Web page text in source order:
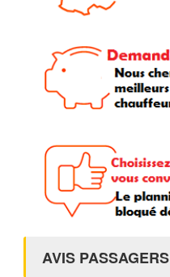
AVIS PASSAGERS